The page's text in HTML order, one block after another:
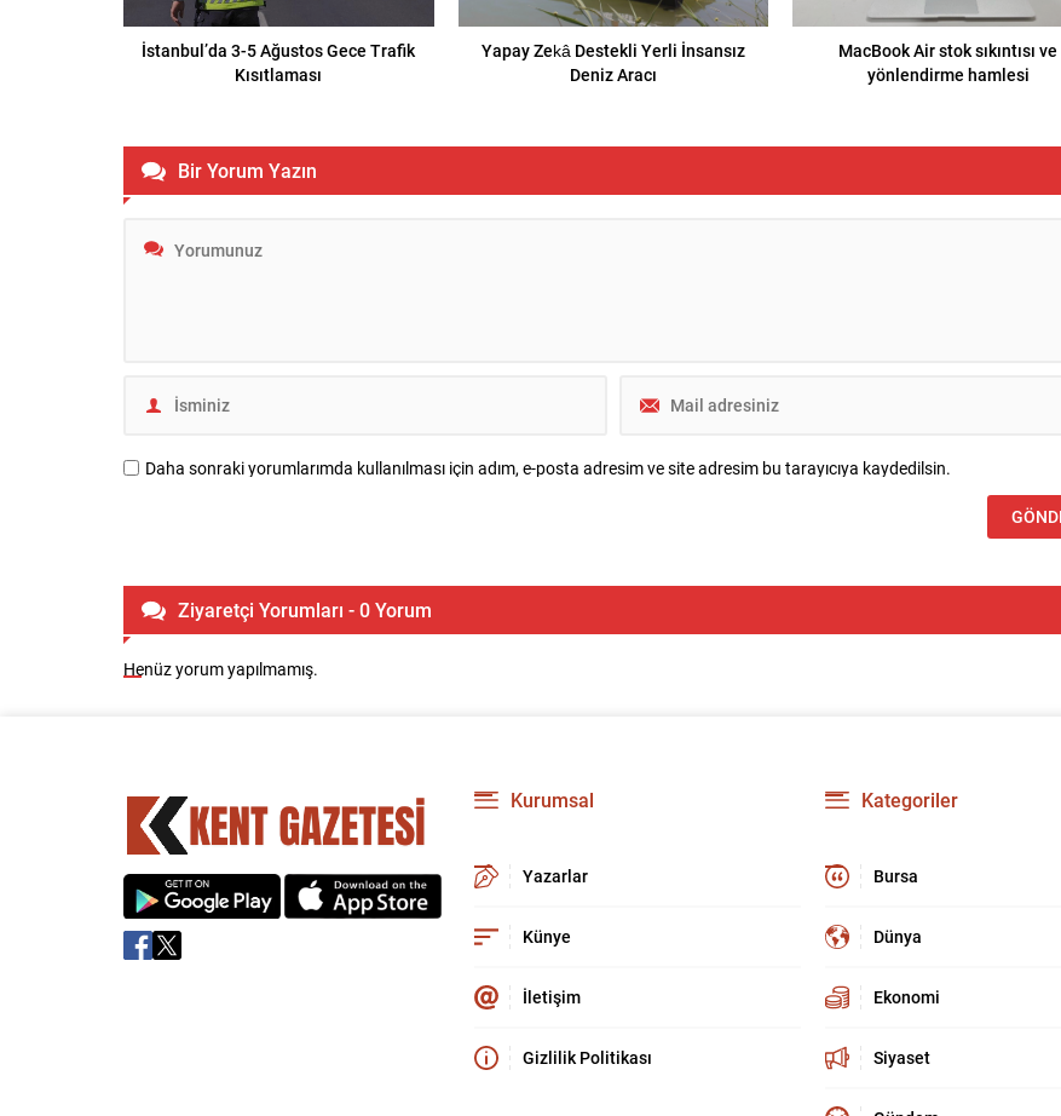
İstanbul’da 3-5 Ağustos Gece Trafik
Kısıtlaması
Yapay Zekâ Destekli Yerli İnsansız
Deniz Aracı
MacBook Air stok sıkıntısı ve
yönlendirme hamlesi
Bir Yorum Yazın
Daha sonraki yorumlarımda kullanılması için adım, e-posta adresim ve site adresim bu tarayıcıya kaydedilsin.
Ziyaretçi Yorumları - 0 Yorum
Henüz yorum yapılmamış.
Kurumsal
Yazarlar
Künye
İletişim
Gizlilik Politikası
Kategoriler
Bursa
Dünya
Ekonomi
Siyaset